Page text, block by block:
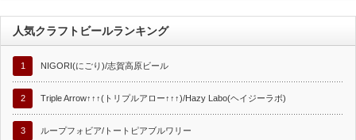
人気クラフトビールランキング
1 NIGORI(にごり)/志賀高原ビール
2 Triple Arrow↑↑↑(トリプルアロー↑↑↑)/Hazy Labo(ヘイジーラボ)
3 ループフォビア/トートピアブルワリー